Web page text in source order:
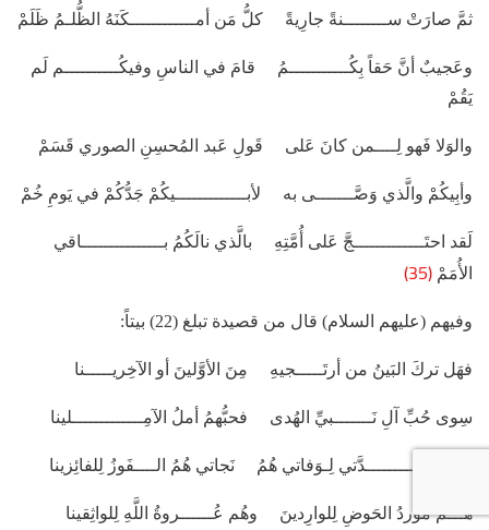
ثمَّ صارَتْ ســــــــنةً جارِيةً كلُّ مَن أمــــــــــــكَنَهُ الظُّلـمُ ظَلَمْ
وعَجيبٌ أنَّ حَقاً بِكُـــــــــــمُ قامَ في الناسِ وفيكُــــــــــم لَم
يَقُمْ
والوَلا فَهو لِــــمن كانَ عَلى قَولِ عَبد المُحسِنِ الصوري قَسَمْ
وأبِيكُمْ والَّذي وَصَّـــــــى به لأبـــــــــــــيكُمْ جَدُّكُمْ في يَومِ خُمْ
لَقد احتَـــــــــــــجَّ عَلى أُمَّتِهِ بالَّذي نالَكُمُ بـــــــــــــــاقي
الأُمَمْ (35)
وفيهم (عليهم السلام) قال من قصيدة تبلغ (22) بيتاً:
فهَل تركَ البَينُ من أرتَـــــجيهِ مِنَ الأوَّلينَ أو الآخِريـــــنا
سِوى حُبِّ آلِ نَـــــــبيِّ الهُدى فحبُّهمُ أملُ الآمِـــــــــــــلينا
هُمُ عُـــــــــــــدَّتي لِـوَفاتي هُمُ نَجاتي هُمُ الــــفَوزُ لِلفائِزينا
هُـــمُ مَوردُ الحَوضِ لِلوارِدينَ وهُم عُــــــروةُ اللَّهِ لِلواثِقينا